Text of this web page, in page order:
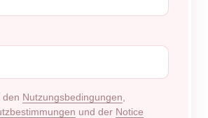
den Nutzungsbedingungen
und der Notice